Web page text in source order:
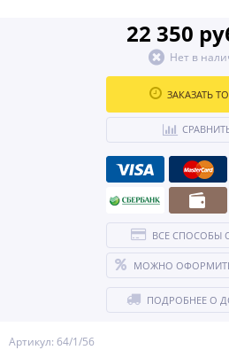
Артикул: 64/1/56
22 350
Нет в
ЗАКАЗАТЬ
ВСЕ СПОСОБЫ
МОЖНО
ПОДРОБНЕЕ О